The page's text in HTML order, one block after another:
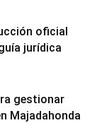
oficial
jurídica
gestionar
Majadahonda